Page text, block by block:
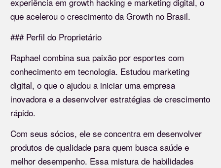
que acelerou o crescimento da Growth no Brasil.
### Perfil do Proprietário
Raphael combina sua paixão por esportes com
conhecimento em tecnologia. Estudou marketing
digital, o que o ajudou a iniciar uma empresa
inovadora e a desenvolver estratégias de crescimento
rápido.
Com seus sócios, ele se concentra em desenvolver
produtos de qualidade para quem busca saúde e
melhor desempenho. Essa mistura de habilidades